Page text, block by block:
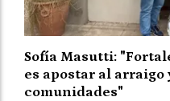
Sofía Masutti:
es apostar al
comunidades"